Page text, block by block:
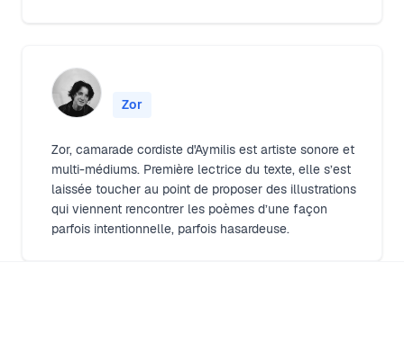
Zor
Zor, camarade cordiste d'Aymilis est artiste sonore et
multi-médiums. Première lectrice du texte, elle s’est
laissée toucher au point de proposer des illustrations
qui viennent rencontrer les poèmes d’une façon
parfois intentionnelle, parfois hasardeuse.